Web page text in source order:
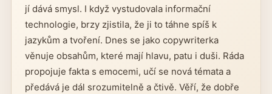
jí dává smysl. I když vystudovala informační
technologie, brzy zjistila, že ji to táhne spíš k
jazykům a tvoření. Dnes se jako copywriterka
věnuje obsahům, které mají hlavu, patu i duši. Ráda
propojuje fakta s emocemi, učí se nová témata a
předává je dál srozumitelně a čtivě. Věří, že dobře